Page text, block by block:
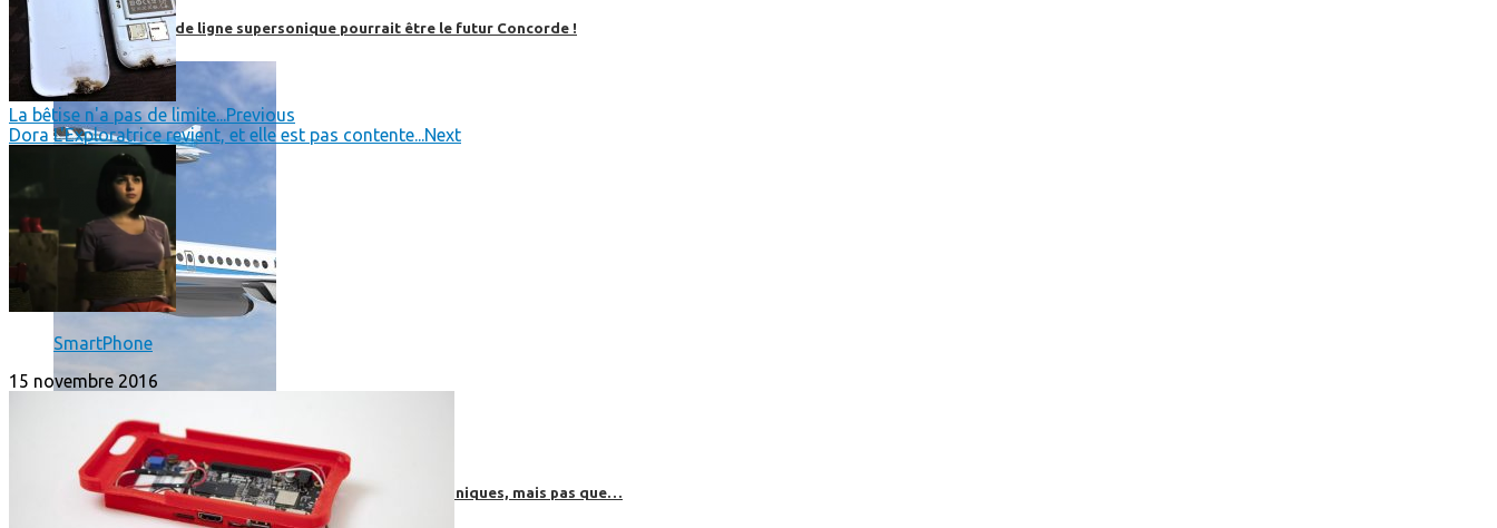
Boom, cet avion de ligne supersonique pourrait être le futur Concorde !
High-Tech
Les circuits imprimés, le coeur de nos appareils électroniques, mais pas que…
La bêtise n'a pas de limite...Previous
Dora L'Exploratrice revient, et elle est pas contente...Next
SmartPhone
15 novembre 2016